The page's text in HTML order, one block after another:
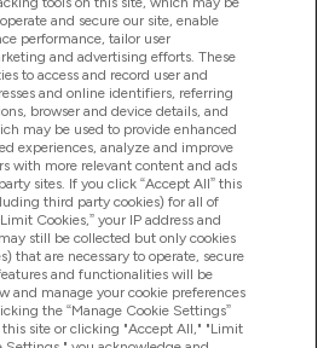
(FRN: 1022962), trading as
Appointed Representative of
Limited (FRN: 311908) who are
the Financial Conduct Authority as
product provided by Frasers
(FRN: 311908) and is subject
For regulated payment
Services Limited is a payment
Limited, a company authorised
Financial Services Commission
Missed payments may
and secure our site, enable
performance, tailor user
and advertising efforts. These
to access and record user and
and online identifiers, referring
browser and device details, and
may be used to provide enhanced
experiences, analyze and improve
with more relevant content and ads
sites. If you click “Accept All” this
third party cookies) for all of
Cookies,” your IP address and
still be collected but only cookies
that are necessary to operate, secure
and functionalities will be
and manage your cookie preferences
the “Manage Cookie Settings”
site or clicking "Accept All," "Limit